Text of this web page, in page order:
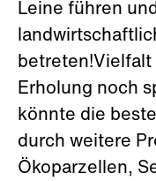
Leine führen
betreten!Vielfalt
Erholung noch
könnte die
durch weitere
Ökoparzellen,